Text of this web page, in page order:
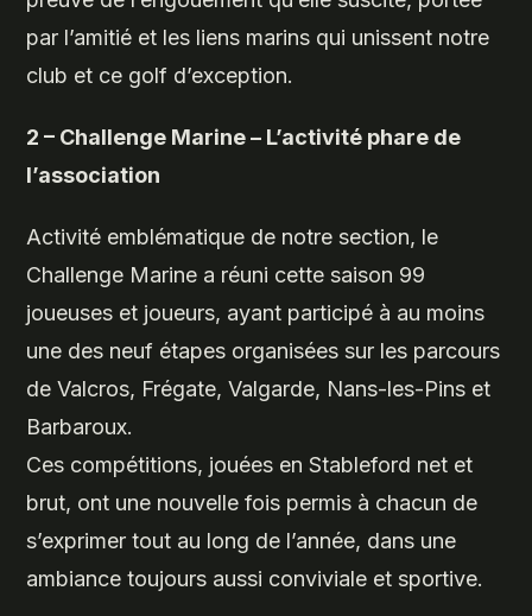
par l’amitié et les liens marins qui unissent notre
club et ce golf d’exception.
2 – Challenge Marine – L’activité phare de
l’association
Activité emblématique de notre section, le
Challenge Marine a réuni cette saison 99
joueuses et joueurs, ayant participé à au moins
une des neuf étapes organisées sur les parcours
de Valcros, Frégate, Valgarde, Nans-les-Pins et
Barbaroux.
Ces compétitions, jouées en Stableford net et
brut, ont une nouvelle fois permis à chacun de
s’exprimer tout au long de l’année, dans une
ambiance toujours aussi conviviale et sportive.